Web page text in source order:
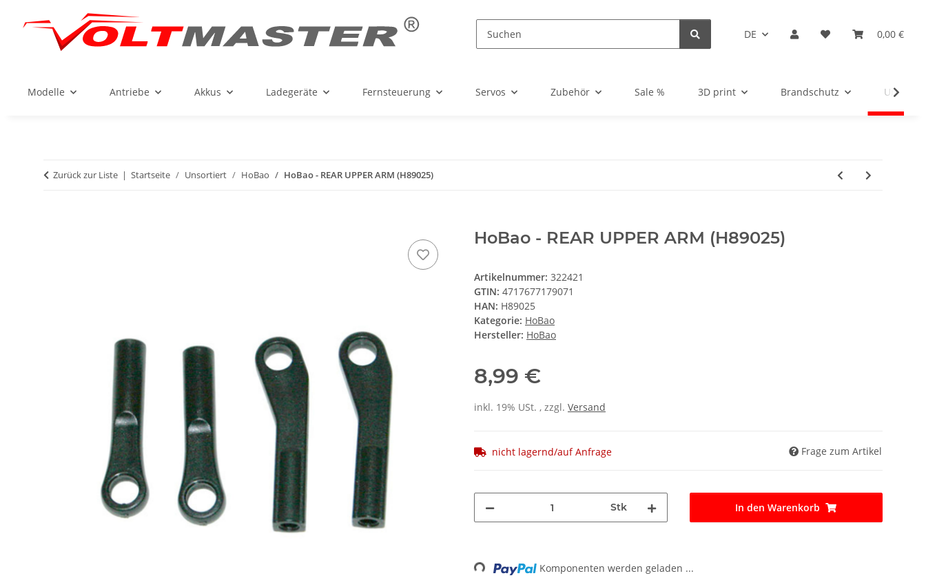
DE 0,00 €
Modelle Antriebe Akkus Ladegeräte Fernsteuerung Servos Zubehör Sale % 3D print Brandschutz
Zurück zur Liste Startseite Unsortiert HoBao HoBao - REAR UPPER ARM (H89025)
HoBao - REAR UPPER ARM (H89025)
Artikelnummer: 322421
GTIN: 4717677179071
HAN: H89025
Kategorie: HoBao
Hersteller: HoBao
8,99 €
inkl. 19% USt. , zzgl. Versand
nicht lagernd/auf Anfrage Frage zum Artikel
Stk In den Warenkorb
Loading... Komponenten werden geladen ...